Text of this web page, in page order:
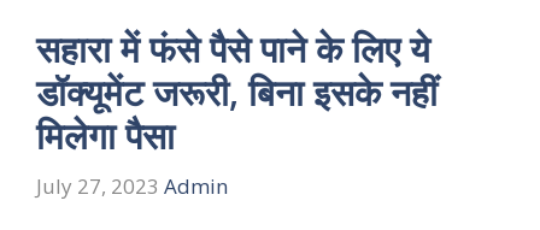
सहारा में फंसे पैसे पाने के लिए ये
डॉक्यूमेंट जरूरी, बिना इसके नहीं
मिलेगा पैसा
July 27, 2023 Admin